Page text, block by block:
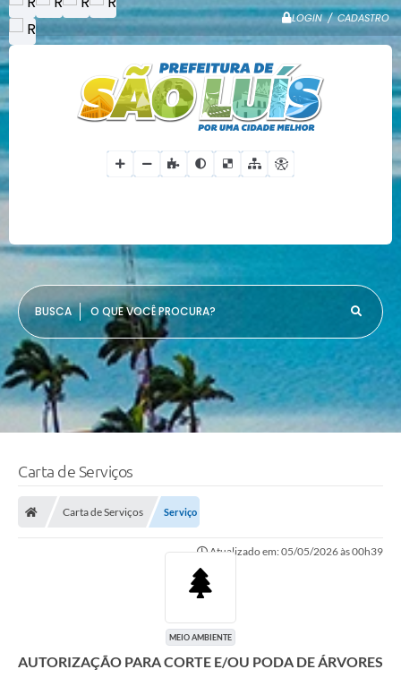
LOGIN / CADASTRO
O QUE VOCÊ PROCURA?
Carta de Serviços
Carta de Serviços Serviço
Atualizado em: 05/05/2026 às 00h39
MEIO AMBIENTE
AUTORIZAÇÃO PARA CORTE E/OU PODA DE ÁRVORES